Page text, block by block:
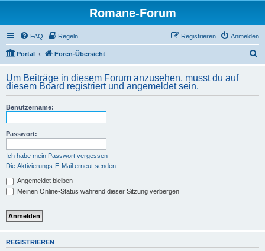
Romane-Forum
FAQ Regeln Anmelden
Registrieren
Portal Foren-Übersicht
h
Um Beiträge in diesem Forum anzusehen, musst du auf
diesem Board registriert und angemeldet sein.
Benutzername:
Passwort:
Ich habe mein Passwort vergessen
Die Aktivierungs-E-Mail erneut senden
Angemeldet bleiben
Meinen Online-Status während dieser Sitzung verbergen
REGISTRIEREN